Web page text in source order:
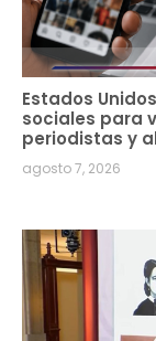
Estados
sociales para
periodistas y
agosto 7, 2026